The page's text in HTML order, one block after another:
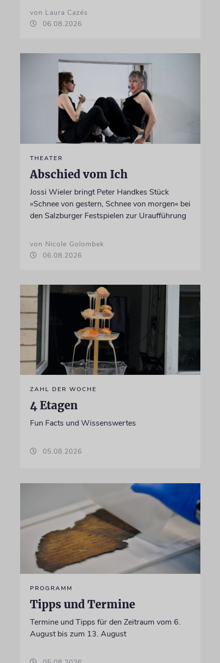
von Laura Cazés
06.08.2026
THEATER
Abschied vom Ich
Jossi Wieler bringt Peter Handkes Stück
»Schnee von gestern, Schnee von morgen« bei
den Salzburger Festspielen zur Uraufführung
von Nicole Golombek
06.08.2026
ZAHL DER WOCHE
4 Etagen
Fun Facts und Wissenswertes
05.08.2026
PROGRAMM
Tipps und Termine
Termine und Tipps für den Zeitraum vom 6.
August bis zum 13. August